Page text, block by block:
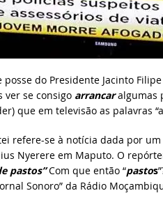
do Presidente Jacinto
ver se consigo arrancaralgumas
que em televisão as palavras
refere-se à notícia dada por
Nyerere em Maputo. O
pastos”Com que então “pastos
Sonoro” da Rádio